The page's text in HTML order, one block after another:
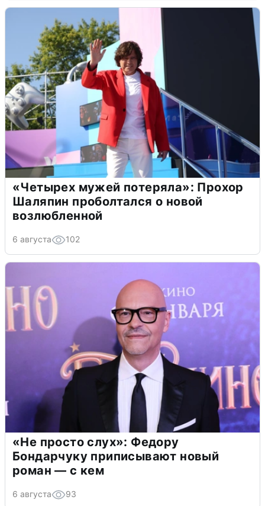
«Четырех мужей потеряла»: Прохор
Шаляпин проболтался о новой
возлюбленной
6 августа 102
«Не просто слух»: Федору
Бондарчуку приписывают новый
роман — с кем
6 августа 93